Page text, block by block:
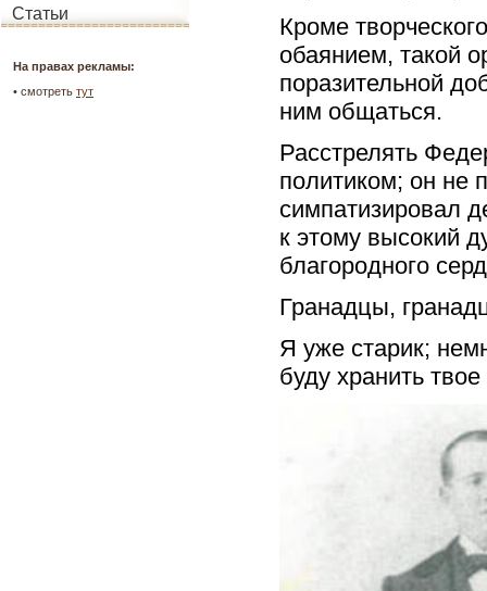
Статьи
На правах рекламы:
• смотреть тут
Кроме
обаянием, такой
поразительной
ним общаться.
Расстрелять
политиком; он не
симпатизировал
к этому высокий
благородного
Гранадцы,
Я уже старик;
буду хранить